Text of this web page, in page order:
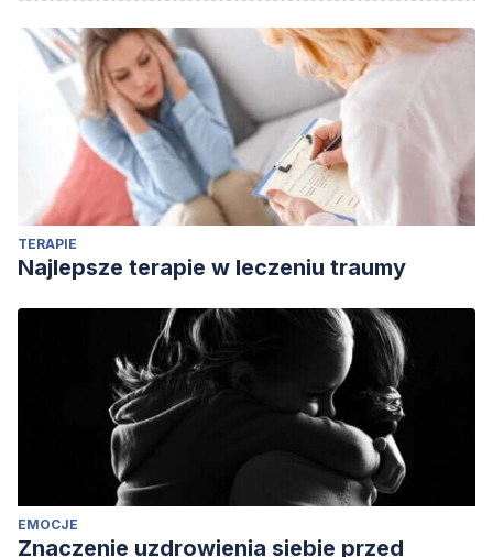
TERAPIE
Najlepsze terapie w leczeniu traumy
EMOCJE
Znaczenie uzdrowienia siebie przed